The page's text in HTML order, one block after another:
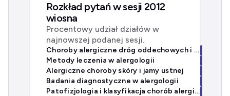
Rozkład pytań w sesji 2012
wiosna
Procentowy udział działów w
najnowszej podanej sesji.
Choroby alergiczne dróg oddechowych i układu pokarmowego
Metody leczenia w alergologii
Alergiczne choroby skóry i jamy ustnej
Badania diagnostyczne w alergologii
Patofizjologia i klasyfikacja chorób alergicznych